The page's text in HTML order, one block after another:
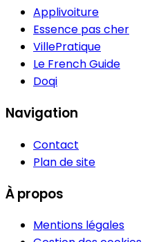
Applivoiture
Essence pas cher
VillePratique
Le French Guide
Doqi
Navigation
Contact
Plan de site
À propos
Mentions légales